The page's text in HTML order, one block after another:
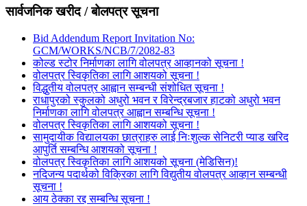
सार्वजनिक खरीद / बोलपत्र सूचना
Bid Addendum Report Invitation No:
GCM/WORKS/NCB/7/2082-83
कोल्ड स्टोर निर्माणका लागि वोलपत्र आव्हानको सूचना !
वोलपत्र स्विकृतिका लागि आशयको सूचना !
विद्धुतीय वोलपत्र आह्वान सम्बन्धी संशोधित सूचना !
राधापुरको स्कुलको अधुरो भवन र विरेन्द्रबजार हाटको अधुरो भवन
निर्माणका लागि वोलपत्र आह्वान सम्बन्धि सूचना !
वोलपत्र स्विकृतिका लागि आशयको सूचना !
सामुदायीक विद्यालयका छात्राहरु लाई निःशुल्क सेनिटरी प्याड खरिद
आपुर्ति सम्बन्धि आशयको सूचना !
वोलपत्र स्विकृतिका लागि आशयको सूचना (मेडिसिन)!
नदिजन्य पदार्थको विक्रिका लागि विद्युतीय वोलपत्र आव्हान सम्बन्धी
सूचना !
आय ठेक्का रद्द सम्बन्धि सूचना !